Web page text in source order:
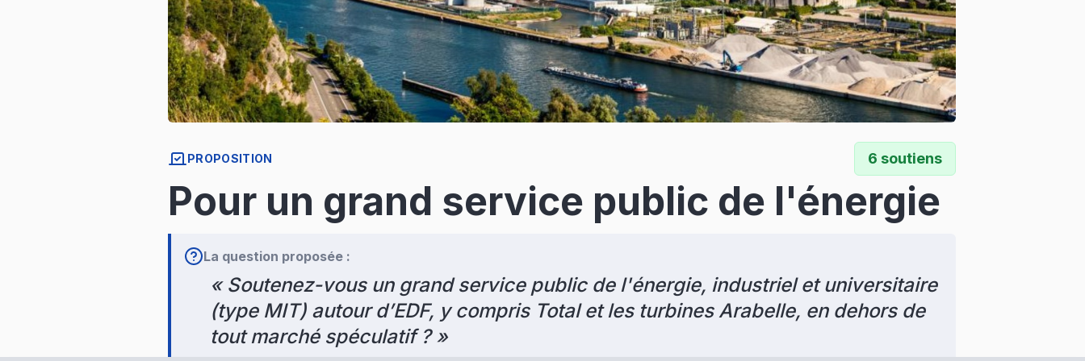
PROPOSITION 6 soutiens
Pour un grand service public de l'énergie
La question proposée :
« Soutenez-vous un grand service public de l'énergie, industriel et universitaire
(type MIT) autour d’EDF, y compris Total et les turbines Arabelle, en dehors de
tout marché spéculatif ? »